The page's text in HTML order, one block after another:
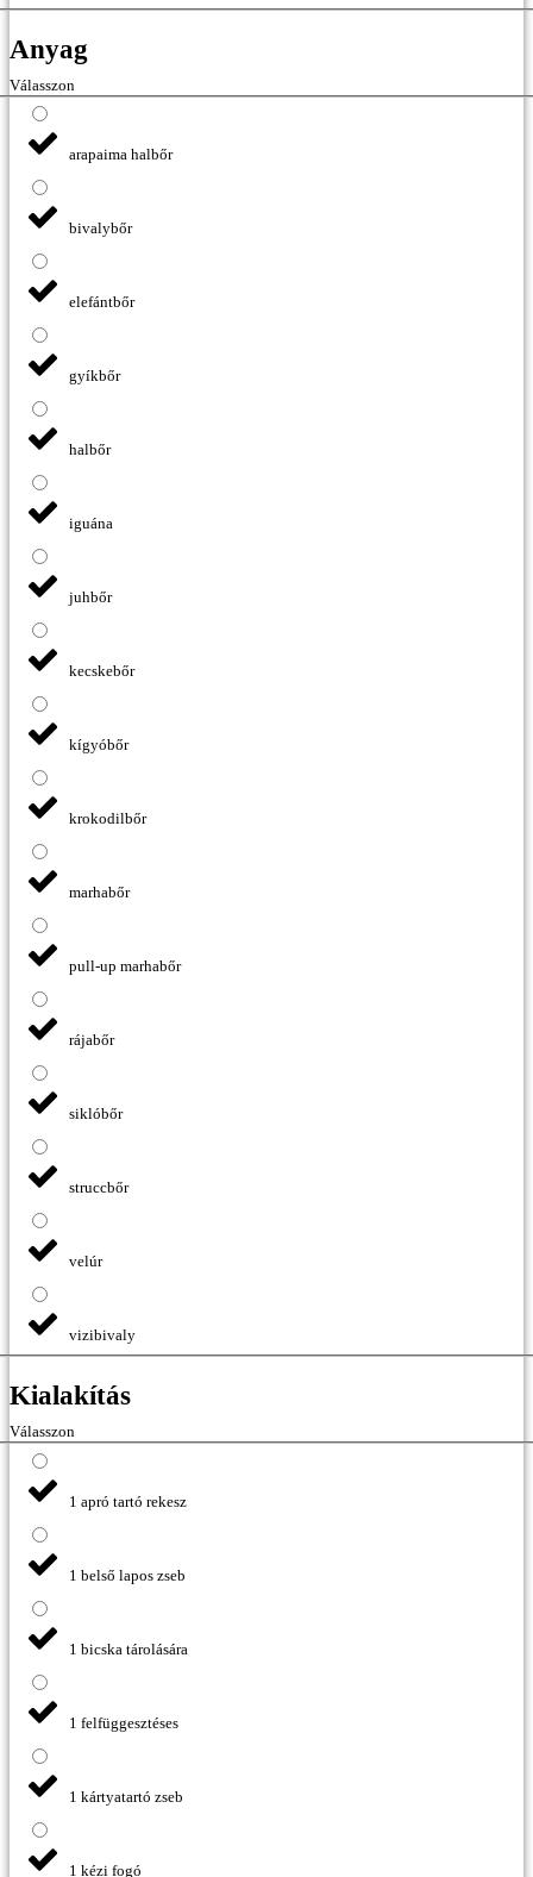
Anyag
Válasszon
arapaima halbőr
bivalybőr
elefántbőr
gyíkbőr
halbőr
iguána
juhbőr
kecskebőr
kígyóbőr
krokodilbőr
marhabőr
pull-up marhabőr
rájabőr
siklóbőr
struccbőr
velúr
vizibivaly
Kialakítás
Válasszon
1 apró tartó rekesz
1 belső lapos zseb
1 bicska tárolására
1 felfüggesztéses
1 kártyatartó zseb
1 kézi fogó